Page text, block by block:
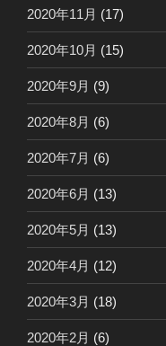
2020年11月 (17)
2020年10月 (15)
2020年9月 (9)
2020年8月 (6)
2020年7月 (6)
2020年6月 (13)
2020年5月 (13)
2020年4月 (12)
2020年3月 (18)
2020年2月 (6)